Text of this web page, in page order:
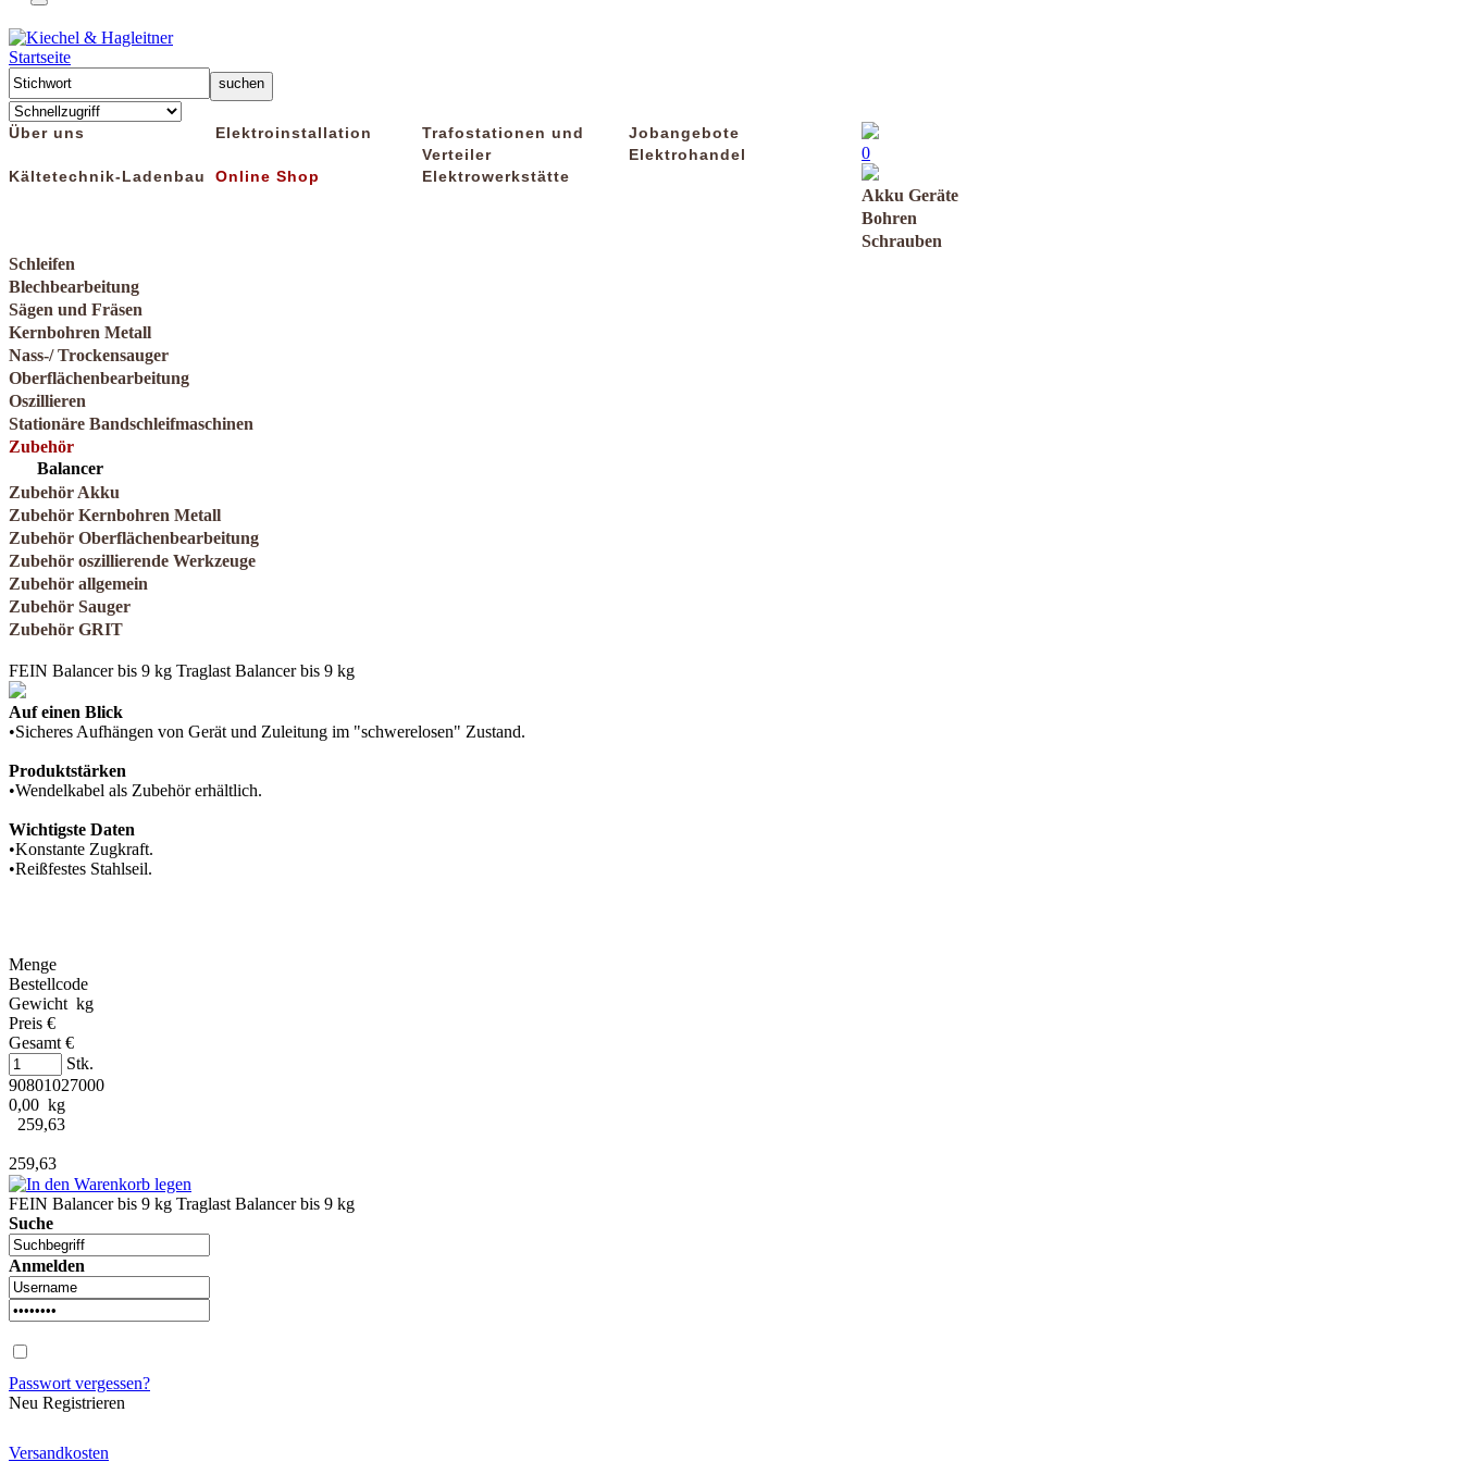
Startseite
Über uns Elektroinstallation
Trafostationen und
Verteiler
Jobangebote
Elektrohandel
Kältetechnik-Ladenbau
Online Shop Elektrowerkstätte
0
Akku Geräte
Bohren
Schrauben
Schleifen
Blechbearbeitung
Sägen und Fräsen
Kernbohren Metall
Nass-/ Trockensauger
Oberflächenbearbeitung
Oszillieren
Stationäre Bandschleifmaschinen
Zubehör
Balancer
Zubehör Akku
Zubehör Kernbohren Metall
Zubehör Oberflächenbearbeitung
Zubehör oszillierende Werkzeuge
Zubehör allgemein
Zubehör Sauger
Zubehör GRIT
FEIN Balancer bis 9 kg Traglast Balancer bis 9 kg
Auf einen Blick
•Sicheres Aufhängen von Gerät und Zuleitung im "schwerelosen" Zustand.
Produktstärken
•Wendelkabel als Zubehör erhältlich.
Wichtigste Daten
•Konstante Zugkraft.
•Reißfestes Stahlseil.
Menge
Bestellcode
Gewicht kg
Preis €
Gesamt €
Stk.
90801027000
0,00 kg
259,63
259,63
FEIN Balancer bis 9 kg Traglast Balancer bis 9 kg
Suche
Anmelden
Passwort vergessen?
Neu Registrieren
Versandkosten